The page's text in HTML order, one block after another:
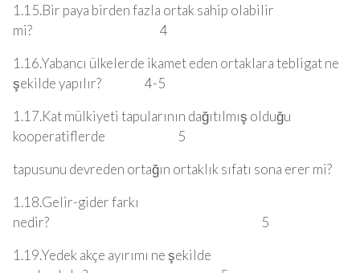
1.15.Bir paya birden fazla ortak sahip olabilir
mi? 4
1.16.Yabancı ülkelerde ikamet eden ortaklara tebligat ne
şekilde yapılır? 4-5
1.17.Kat mülkiyeti tapularının dağıtılmış olduğu
kooperatiflerde 5
tapusunu devreden ortağın ortaklık sıfatı sona erer mi?
1.18.Gelir-gider farkı
nedir? 5
1.19.Yedek akçe ayırımı ne şekilde